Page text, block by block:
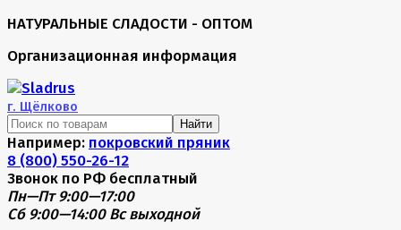
НАТУРАЛЬНЫЕ СЛАДОСТИ - ОПТОМ
Организационная информация
г. Щёлково
Найти
Например: покровский пряник
8 (800) 550-26-12
Звонок по РФ бесплатный
Пн—Пт 9:00—17:00
Сб 9:00—14:00 Вс выходной